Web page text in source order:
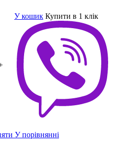
У кошик Купити в 1 клік
У порівнянні